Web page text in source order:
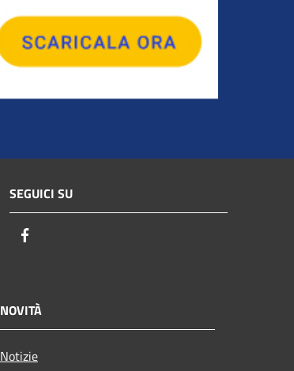
SEGUICI SU
NOVITÀ
Notizie